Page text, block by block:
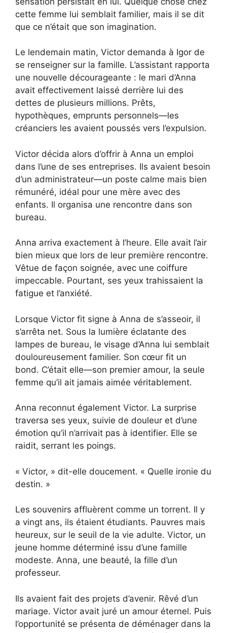
cette femme lui semblait familier, mais il se dit
que ce n’était que son imagination.
Le lendemain matin, Victor demanda à Igor de
se renseigner sur la famille. L’assistant rapporta
une nouvelle décourageante : le mari d’Anna
avait effectivement laissé derrière lui des
dettes de plusieurs millions. Prêts,
hypothèques, emprunts personnels—les
créanciers les avaient poussés vers l’expulsion.
Victor décida alors d’offrir à Anna un emploi
dans l’une de ses entreprises. Ils avaient besoin
d’un administrateur—un poste calme mais bien
rémunéré, idéal pour une mère avec des
enfants. Il organisa une rencontre dans son
bureau.
Anna arriva exactement à l’heure. Elle avait l’air
bien mieux que lors de leur première rencontre.
Vêtue de façon soignée, avec une coiffure
impeccable. Pourtant, ses yeux trahissaient la
fatigue et l’anxiété.
Lorsque Victor fit signe à Anna de s’asseoir, il
s’arrêta net. Sous la lumière éclatante des
lampes de bureau, le visage d’Anna lui semblait
douloureusement familier. Son cœur fit un
bond. C’était elle—son premier amour, la seule
femme qu’il ait jamais aimée véritablement.
Anna reconnut également Victor. La surprise
traversa ses yeux, suivie de douleur et d’une
émotion qu’il n’arrivait pas à identifier. Elle se
raidit, serrant les poings.
« Victor, » dit-elle doucement. « Quelle ironie du
destin. »
Les souvenirs affluèrent comme un torrent. Il y
a vingt ans, ils étaient étudiants. Pauvres mais
heureux, sur le seuil de la vie adulte. Victor, un
jeune homme déterminé issu d’une famille
modeste. Anna, une beauté, la fille d’un
professeur.
Ils avaient fait des projets d’avenir. Rêvé d’un
mariage. Victor avait juré un amour éternel. Puis
l’opportunité se présenta de déménager dans la